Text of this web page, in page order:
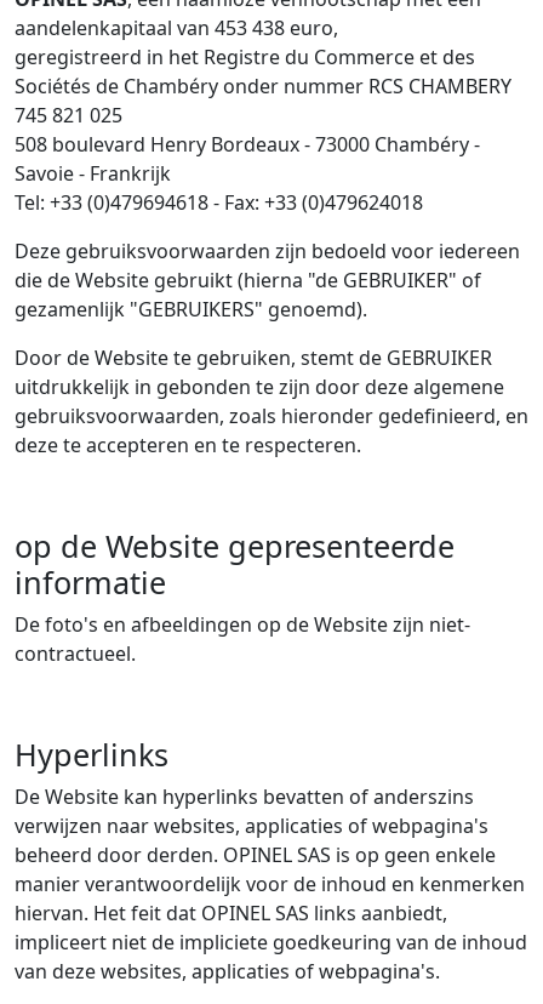
aandelenkapitaal van 453 438 euro,
geregistreerd in het Registre du Commerce et des
Sociétés de Chambéry onder nummer RCS CHAMBERY
745 821 025
508 boulevard Henry Bordeaux - 73000 Chambéry -
Savoie - Frankrijk
Tel: +33 (0)479694618 - Fax: +33 (0)479624018
Deze gebruiksvoorwaarden zijn bedoeld voor iedereen
die de Website gebruikt (hierna "de GEBRUIKER" of
gezamenlijk "GEBRUIKERS" genoemd).
Door de Website te gebruiken, stemt de GEBRUIKER
uitdrukkelijk in gebonden te zijn door deze algemene
gebruiksvoorwaarden, zoals hieronder gedefinieerd, en
deze te accepteren en te respecteren.
op de Website gepresenteerde
informatie
De foto's en afbeeldingen op de Website zijn niet-
contractueel.
Hyperlinks
De Website kan hyperlinks bevatten of anderszins
verwijzen naar websites, applicaties of webpagina's
beheerd door derden. OPINEL SAS is op geen enkele
manier verantwoordelijk voor de inhoud en kenmerken
hiervan. Het feit dat OPINEL SAS links aanbiedt,
impliceert niet de impliciete goedkeuring van de inhoud
van deze websites, applicaties of webpagina's.